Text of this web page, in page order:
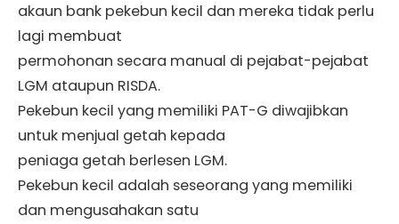
akaun bank pekebun kecil dan mereka tidak perlu
lagi membuat
permohonan secara manual di pejabat-pejabat
LGM ataupun RISDA.
Pekebun kecil yang memiliki PAT-G diwajibkan
untuk menjual getah kepada
peniaga getah berlesen LGM.
Pekebun kecil adalah seseorang yang memiliki
dan mengusahakan satu